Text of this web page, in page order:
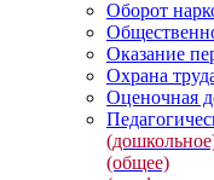
Оборот
Оказание
Охрана
Оценочная
(общее)